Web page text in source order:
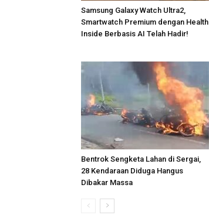
Samsung Galaxy Watch Ultra2,
Smartwatch Premium dengan Health
Inside Berbasis AI Telah Hadir!
Bentrok Sengketa Lahan di Sergai,
28 Kendaraan Diduga Hangus
Dibakar Massa